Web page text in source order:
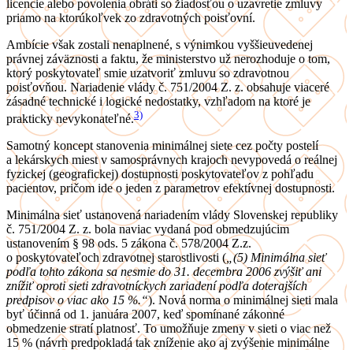
licencie alebo povolenia obráti so žiadosťou o uzavretie zmluvy
priamo na ktorúkoľvek zo zdravotných poisťovní.
Ambície však zostali nenaplnené, s výnimkou vyššieuvedenej
právnej záväznosti a faktu, že ministerstvo už nerozhoduje o tom,
ktorý poskytovateľ smie uzatvoriť zmluvu so zdravotnou
poisťovňou. Nariadenie vlády č. 751/2004 Z. z. obsahuje viaceré
zásadné technické i logické nedostatky, vzhľadom na ktoré je
prakticky nevykonateľné.3)
Samotný koncept stanovenia minimálnej siete cez počty postelí
a lekárskych miest v samosprávnych krajoch nevypovedá o reálnej
fyzickej (geografickej) dostupnosti poskytovateľov z pohľadu
pacientov, pričom ide o jeden z parametrov efektívnej dostupnosti.
Minimálna sieť ustanovená nariadením vlády Slovenskej republiky
č. 751/2004 Z. z. bola naviac vydaná pod obmedzujúcim
ustanovením § 98 ods. 5 zákona č. 578/2004 Z.z.
o poskytovateľoch zdravotnej starostlivosti („(5) Minimálna sieť
podľa tohto zákona sa nesmie do 31. decembra 2006 zvýšiť ani
znížiť oproti sieti zdravotníckych zariadení podľa doterajších
predpisov o viac ako 15 %.“). Nová norma o minimálnej sieti mala
byť účinná od 1. januára 2007, keď spomínané zákonné
obmedzenie stratí platnosť. To umožňuje zmeny v sieti o viac než
15 % (návrh predpokladá tak zníženie ako aj zvýšenie minimálne